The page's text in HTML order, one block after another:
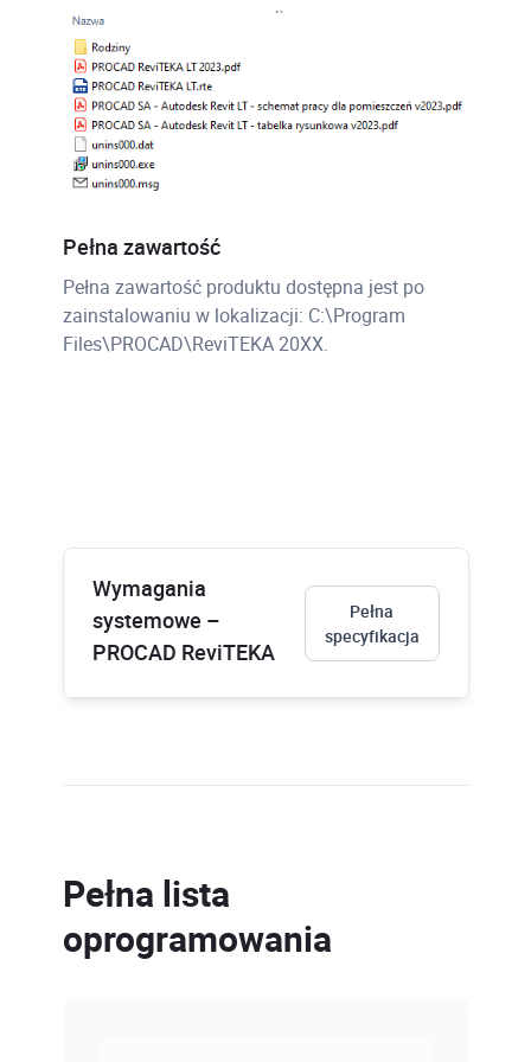
Pełna zawartość
Pełna zawartość produktu dostępna jest po
zainstalowaniu w lokalizacji: C:\Program
Files\PROCAD\ReviTEKA 20XX.
Wymagania
systemowe –
PROCAD ReviTEKA
Pełna
specyfikacja
Pełna lista
oprogramowania